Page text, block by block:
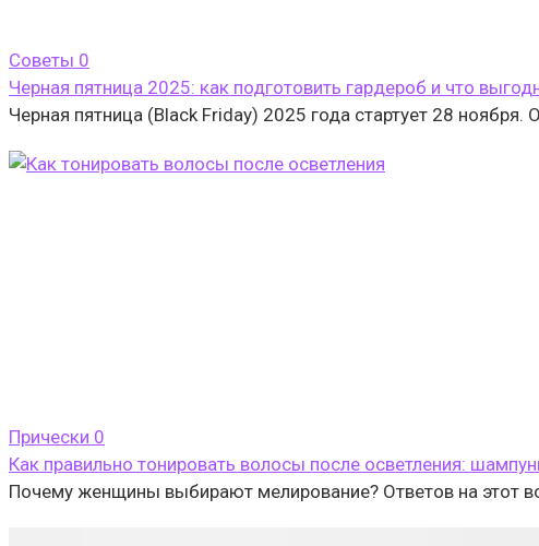
Cоветы 0
Черная пятница 2025: как подготовить гардероб и что
Черная пятница (Black Friday) 2025 года стартует 28
Прически 0
Как правильно тонировать волосы после осветления:
Почему женщины выбирают мелирование? Ответов на этот